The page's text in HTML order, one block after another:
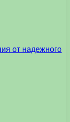
от надежного